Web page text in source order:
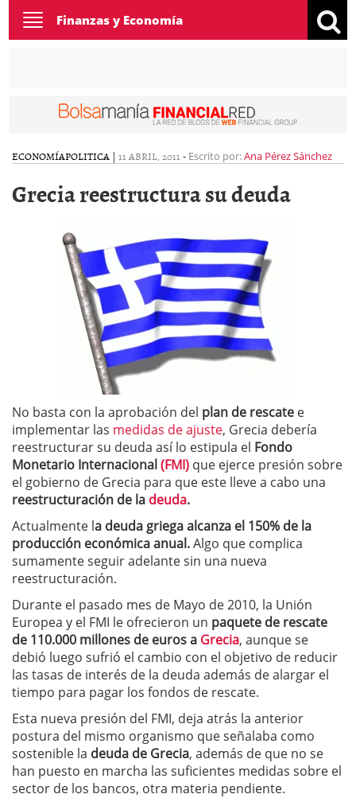
Toggle
navigation
Finanzas y Economía
ECONOMÍAPOLITICA | 11 ABRIL, 2011 - Escrito por:Ana Pérez Sánchez
Grecia reestructura su deuda
No basta con la aprobación del plan de rescate e
implementar las medidas de ajuste, Grecia debería
reestructurar su deuda así lo estipula el Fondo
Monetario Internacional(FMI) que ejerce presión sobre
el gobierno de Grecia para que este lleve a cabo una
reestructuración de la deuda.
Actualmente la deuda griega alcanza el 150% de la
producción económica anual.Algo que complica
sumamente seguir adelante sin una nueva
reestructuración.
Durante el pasado mes de Mayo de 2010, la Unión
Europea y el FMI le ofrecieron un paquete de rescate
de 110.000 millones de euros a Grecia, aunque se
debió luego sufrió el cambio con el objetivo de reducir
las tasas de interés de la deuda además de alargar el
tiempo para pagar los fondos de rescate.
Esta nueva presión del FMI, deja atrás la anterior
postura del mismo organismo que señalaba como
sostenible la deuda de Grecia, además de que no se
han puesto en marcha las suficientes medidas sobre el
sector de los bancos, otra materia pendiente.